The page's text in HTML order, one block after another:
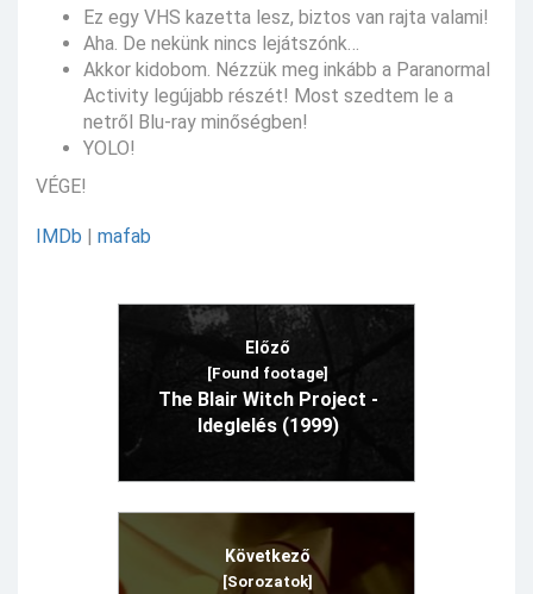
Ez egy VHS kazetta lesz, biztos van rajta valami!
Aha. De nekünk nincs lejátszónk…
Akkor kidobom. Nézzük meg inkább a Paranormal
Activity legújabb részét! Most szedtem le a
netről Blu-ray minőségben!
YOLO!
VÉGE!
IMDb | mafab
Előző
[Found footage]
The Blair Witch Project -
Ideglelés (1999)
Következő
[Sorozatok]